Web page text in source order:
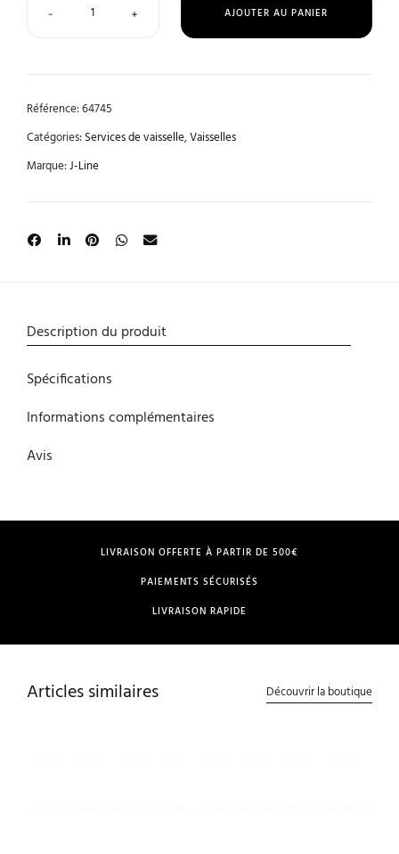
+
- AJOUTER AU PANIER
Référence:64745
Catégories:Services de vaisselle,Vaisselles
Marque:J-Line
Description du produit
Spécifications
Informations complémentaires
Avis
LIVRAISON OFFERTE À PARTIR DE 500€
PAIEMENTS SÉCURISÉS
LIVRAISON RAPIDE
Articles similaires Découvrir la boutique